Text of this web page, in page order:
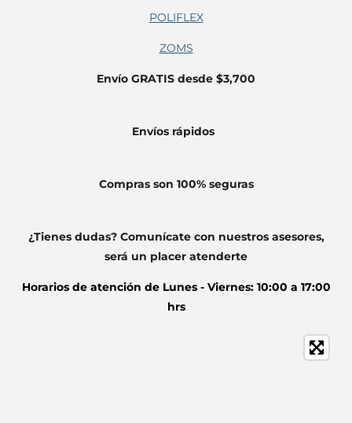
POLIFLEX
ZOMS
Envío GRATIS desde $3,700
Envíos rápidos
Compras son 100% seguras
¿Tienes dudas? Comunícate con nuestros asesores,
será un placer atenderte
Horarios de atención de Lunes - Viernes: 10:00 a 17:00
hrs